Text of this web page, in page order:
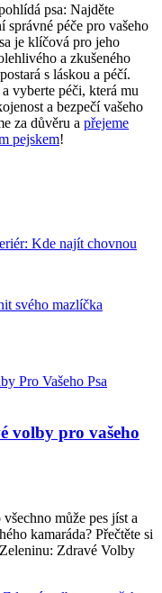
psa: Najděte
péče pro vašeho
je klíčová pro jeho
a zkušeného
s láskou a péčí.
vyberte péči, která mu
a bezpečí vašeho
za důvěru a přejeme
pejskem!
Kde najít chovnou
svého mazlíčka
volby pro vašeho
může pes jíst a
kamaráda? Přečtěte si
Zdravé Volby